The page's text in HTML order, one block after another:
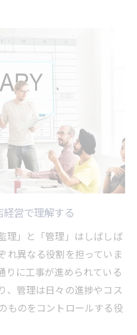
営で理解する
理」と「管理」はしばしば
れ異なる役割を担っていま
りに工事が進められている
、管理は日々の進捗やコス
ものをコントロールする役